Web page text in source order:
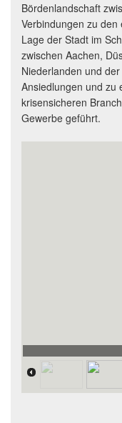
Bördenlandschaft
Verbindungen zu
Lage der Stadt im
zwischen Aachen,
Niederlanden und
Ansiedlungen und zu
krisensicheren
Gewerbe geführt.